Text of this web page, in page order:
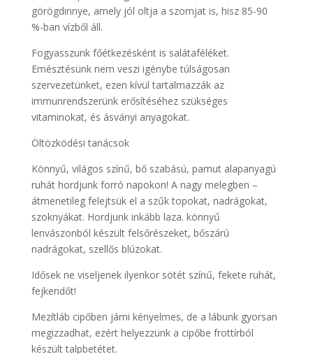
görögdinnye, amely jól oltja a szomjat is, hisz 85-90
%-ban vízből áll.
Fogyasszunk főétkezésként is salátaféléket.
Emésztésünk nem veszi igénybe túlságosan
szervezetünket, ezen kívül tartalmazzák az
immunrendszerünk erősítéséhez szükséges
vitaminokat, és ásványi anyagokat.
Öltözködési tanácsok
Könnyű, világos színű, bő szabású, pamut alapanyagú
ruhát hordjunk forró napokon! A nagy melegben –
átmenetileg felejtsük el a szűk topokat, nadrágokat,
szoknyákat. Hordjunk inkább laza. könnyű
lenvászonból készült felsőrészeket, bőszárú
nadrágokat, szellős blúzokat.
Idősek ne viseljenek ilyenkor sötét színű, fekete ruhát,
fejkendőt!
Mezítláb cipőben járni kényelmes, de a lábunk gyorsan
megizzadhat, ezért helyezzünk a cipőbe frottírból
készült talpbetétet.